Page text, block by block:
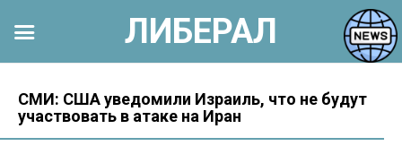
контенту
СМИ: США уведомили Израиль, что не будут
участвовать в атаке на Иран
ЛИБЕРАЛ